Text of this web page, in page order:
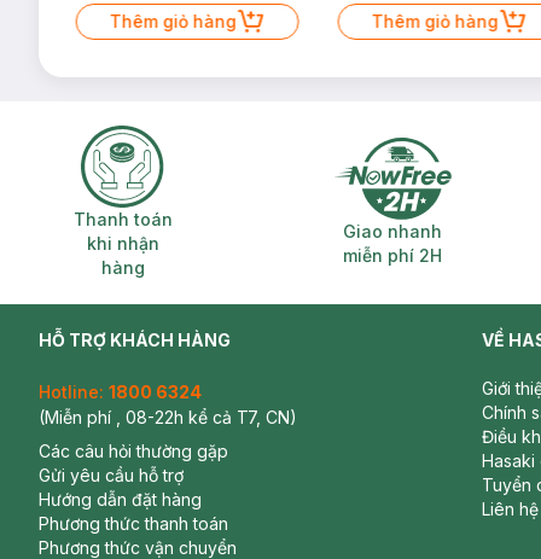
Thêm giỏ hàng Thêm giỏ hàng
Thanh toán khi nhận hàng
Thanh toán
khi nhận
hàng
Giao nhanh
Giao nhanh
miễn phí 2H
HỖ TRỢ KHÁCH HÀNG
Hotline: 1800 6324
(Miễn phí , 08-22h kể cả T7, CN)
Các câu hỏi thường gặp
Gửi yêu cầu hỗ trợ
Hướng dẫn đặt hàng
Phương thức thanh toán
Phương thức vận chuyển
VỀ
Giới
Chính
Điều
Hasaki
Tuyển
Liên hệ